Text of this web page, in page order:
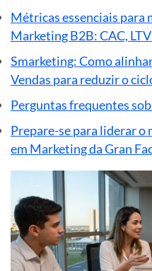
Métricas essenciais para
Marketing B2B: CAC,
Smarketing: Como
Vendas para reduzir o
Perguntas frequentes
Prepare-se para liderar o
em Marketing da Gran